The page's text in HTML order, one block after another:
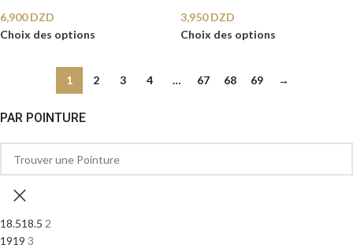
PAR POINTURE
18.518.5 2
1919 3
6,900DZD
Choix des options
3,950DZD
Choix des options
1 2 3 4 … 67 68 69 →